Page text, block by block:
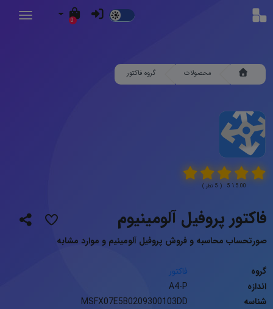
Dark
0
محصولات گروه فاکتور
5.00 \ 5 ( 5 نظر )
فاکتور پروفیل آلومینیوم
صورتحساب محاسبه و فروش پروفیل آلومینیم و موارد مشابه
گروه
فاکتور
اندازه
A4-P
شناسه
MSFX07E5B0209300103DD